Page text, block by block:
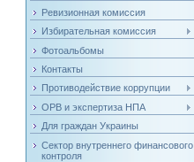
Ревизионная комиссия
Избирательная комиссия
Фотоальбомы
Контакты
Противодействие коррупции
ОРВ и экспертиза НПА
Для граждан Украины
Сектор внутреннего финансового
контроля